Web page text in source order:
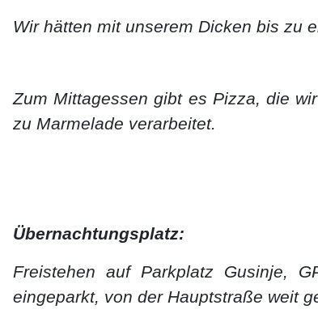
Wir hätten mit unserem Dicken bis zu
Zum Mittagessen gibt es Pizza, die
zu Marmelade verarbeitet.
Übernachtungsplatz:
Freistehen auf Parkplatz Gusinje,
eingeparkt, von der Hauptstraße weit